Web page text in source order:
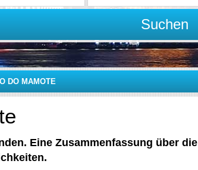
Suchen
DO MAMOTE
Eine Zusammenfassung über die